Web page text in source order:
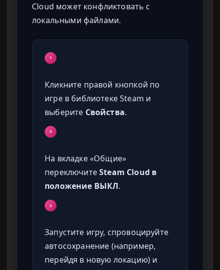
Cloud может конфликтовать с
локальными файлами.
1
Кликните правой кнопкой по
игре в библиотеке Steam и
выберите Свойства.
2
На вкладке «Общие»
переключитеSteam Cloud в
положение ВЫКЛ.
3
Запустите игру, спровоцируйте
автосохранение (например,
перейдя в новую локацию) и